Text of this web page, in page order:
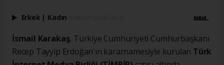
Erkek Kadın
İsmail Karakaş, Türkiye Cumhuriyeti Cumhurbaşkanı
Recep Tayyip Erdoğan'ın kararnamesiyle kurulan Türk